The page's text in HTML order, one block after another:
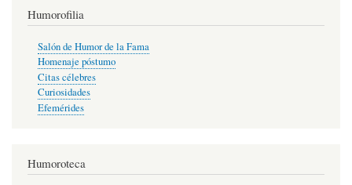
Humorofilia
Salón de Humor de la Fama
Homenaje póstumo
Citas célebres
Curiosidades
Efemérides
Humoroteca